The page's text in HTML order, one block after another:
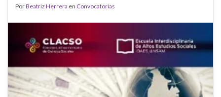
PorBeatriz Herrera en Convocatorias